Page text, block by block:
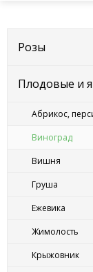
Розы
Плодовые и
Абрикос,
Виноград
Вишня
Груша
Ежевика
Жимолость
Крыжовник